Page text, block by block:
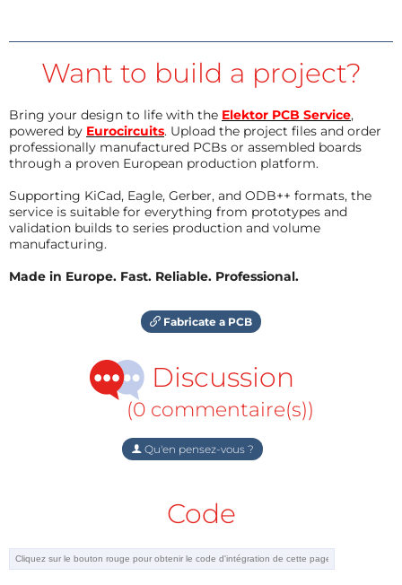
Want to build a project?
Bring your design to life with the Elektor PCB Service,
powered by Eurocircuits. Upload the project files and order
professionally manufactured PCBs or assembled boards
through a proven European production platform.
Supporting KiCad, Eagle, Gerber, and ODB++ formats, the
service is suitable for everything from prototypes and
validation builds to series production and volume
manufacturing.
Made in Europe. Fast. Reliable. Professional.
Fabricate a PCB
Discussion
(0 commentaire(s))
Qu'en pensez-vous ?
Code